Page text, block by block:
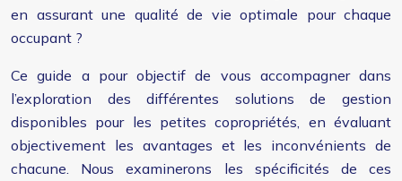
en assurant une qualité de vie optimale pour chaque
occupant ?
Ce guide a pour objectif de vous accompagner dans
l’exploration des différentes solutions de gestion
disponibles pour les petites copropriétés, en évaluant
objectivement les avantages et les inconvénients de
chacune. Nous examinerons les spécificités de ces